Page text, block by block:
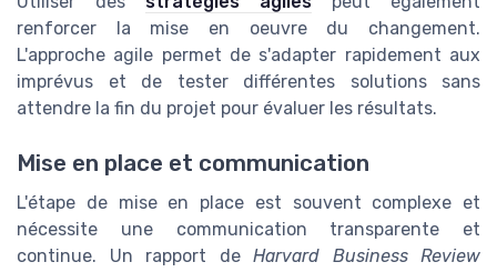
renforcer la mise en oeuvre du changement.
L'approche agile permet de s'adapter rapidement aux
imprévus et de tester différentes solutions sans
attendre la fin du projet pour évaluer les résultats.
Mise en place et communication
L'étape de mise en place est souvent complexe et
nécessite une communication transparente et
continue. Un rapport de Harvard Business Review